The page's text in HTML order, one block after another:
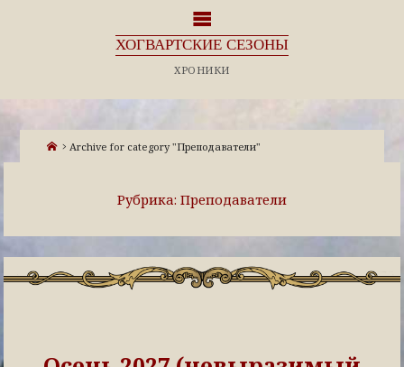
ХОГВАРТСКИЕ СЕЗОНЫ
ХРОНИКИ
Archive for category "Преподаватели"
Рубрика: Преподаватели